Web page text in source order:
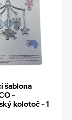
šablona
-
kolotoč - 1